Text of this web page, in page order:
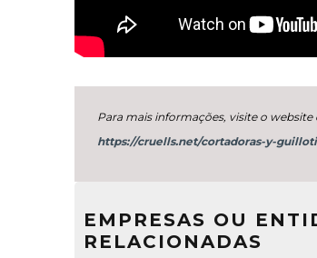
Para mais informações, visite o website
https://cruells.net/cortadoras-y-
EMPRESAS OU
RELACIONADAS